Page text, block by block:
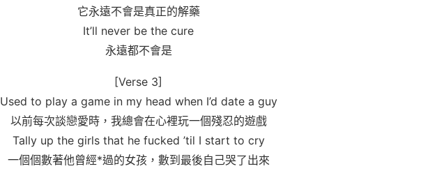
它永遠不會是真正的解藥
It’ll never be the cure
永遠都不會是
[Verse 3]
Used to play a game in my head when I’d date a guy
以前每次談戀愛時，我總會在心裡玩一個殘忍的遊戲
Tally up the girls that he fucked ’til I start to cry
一個個數著他曾經*過的女孩，數到最後自己哭了出來